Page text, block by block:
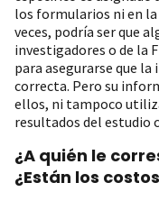
los formularios ni en la
veces, podría ser que
investigadores o de la
para asegurarse que
correcta. Pero su
ellos, ni tampoco
resultados del estudio
¿A quién le
¿Están los